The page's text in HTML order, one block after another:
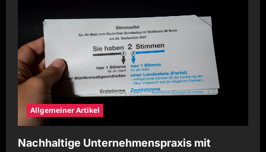
Allgemeiner Artikel
Nachhaltige Unternehmenspraxis mit